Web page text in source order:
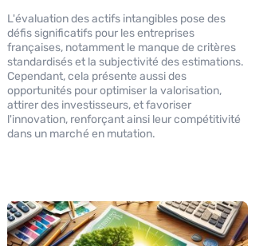
L'évaluation des actifs intangibles pose des
défis significatifs pour les entreprises
françaises, notamment le manque de critères
standardisés et la subjectivité des estimations.
Cependant, cela présente aussi des
opportunités pour optimiser la valorisation,
attirer des investisseurs, et favoriser
l'innovation, renforçant ainsi leur compétitivité
dans un marché en mutation.